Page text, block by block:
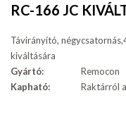
RC-166 JC
Távirányító,
kiváltására
Gyártó:
Remocon
Kapható:
Raktárról